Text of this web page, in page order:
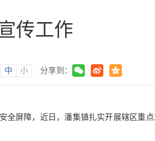
传工作
中 小 分享到：
全屏障，近日，潘集镇扎实开展辖区重